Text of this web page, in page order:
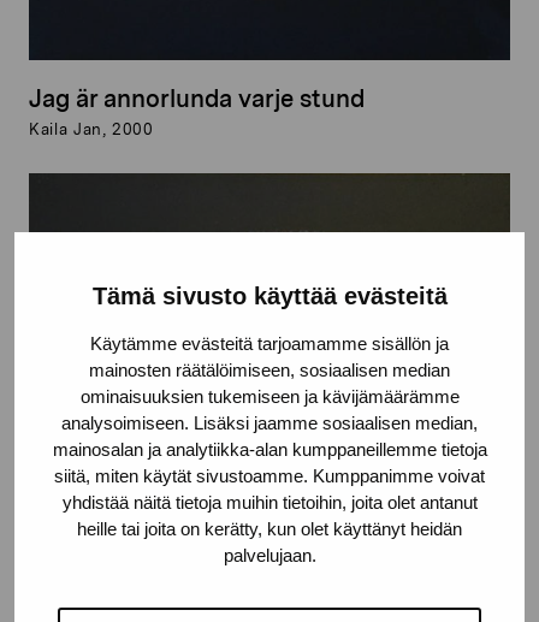
Tämä sivusto käyttää evästeitä
Käytämme evästeitä tarjoamamme sisällön ja
mainosten räätälöimiseen, sosiaalisen median
ominaisuuksien tukemiseen ja kävijämäärämme
analysoimiseen. Lisäksi jaamme sosiaalisen median,
mainosalan ja analytiikka-alan kumppaneillemme tietoja
siitä, miten käytät sivustoamme. Kumppanimme voivat
yhdistää näitä tietoja muihin tietoihin, joita olet antanut
heille tai joita on kerätty, kun olet käyttänyt heidän
palvelujaan.
Jag är annorlunda varje stund
Kaila Jan, 2000